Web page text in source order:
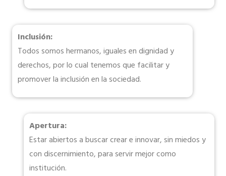
Inclusión:
Todos somos hermanos, iguales en dignidad y
derechos, por lo cual tenemos que facilitar y
promover la inclusión en la sociedad.
Apertura:
Estar abiertos a buscar crear e innovar, sin miedos y
con discernimiento, para servir mejor como
institución.